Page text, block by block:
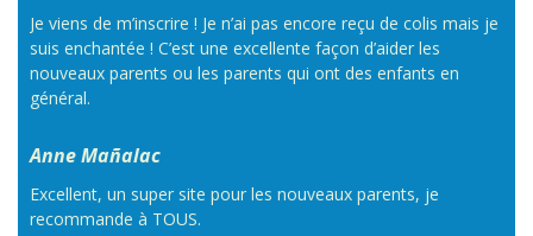
Je viens de m’inscrire ! Je n’ai pas encore reçu de colis mais je
suis enchantée ! C’est une excellente façon d’aider les
nouveaux parents ou les parents qui ont des enfants en
général.
Anne Mañalac
Excellent, un super site pour les nouveaux parents, je
recommande à TOUS.